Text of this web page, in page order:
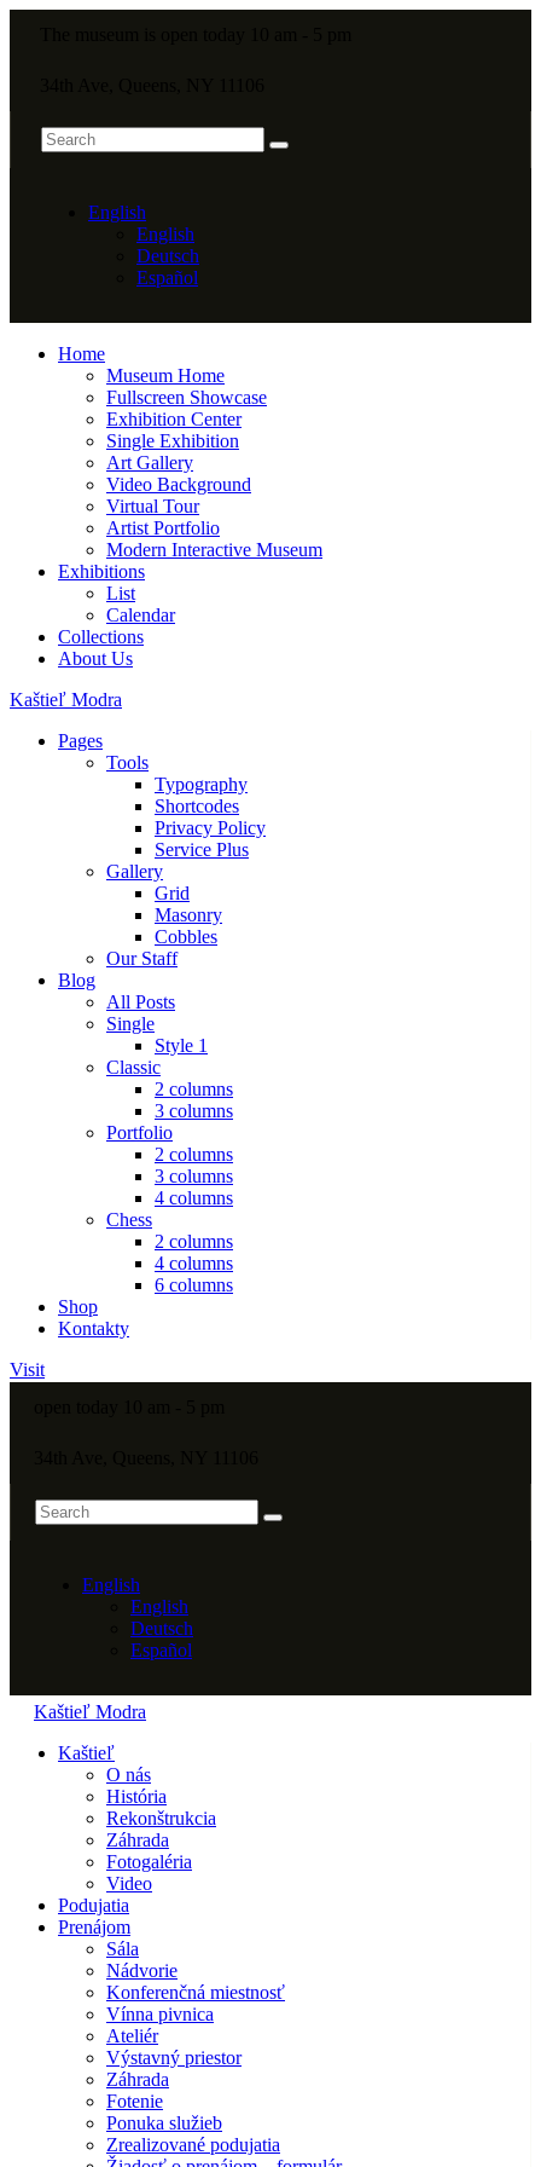
English
English
Deutsch
Español
Home
Museum Home
Fullscreen Showcase
Exhibition Center
Single Exhibition
Art Gallery
Video Background
Virtual Tour
Artist Portfolio
Modern Interactive Museum
Exhibitions
List
Calendar
Collections
About Us
Kaštieľ Modra
Pages
Tools
Typography
Shortcodes
Privacy Policy
Service Plus
Gallery
Grid
Masonry
Cobbles
Our Staff
Blog
All Posts
Single
Style 1
Classic
2 columns
3 columns
Portfolio
2 columns
3 columns
4 columns
Chess
2 columns
4 columns
6 columns
Shop
Kontakty
Visit
English
English
Deutsch
Español
Kaštieľ Modra
Kaštieľ
O nás
História
Rekonštrukcia
Záhrada
Fotogaléria
Video
Podujatia
Prenájom
Sála
Nádvorie
Konferenčná miestnosť
Vínna pivnica
Ateliér
Výstavný priestor
Záhrada
Fotenie
Ponuka služieb
Zrealizované podujatia